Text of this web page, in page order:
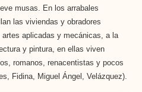
musas. En los arrabales
las viviendas y obradores
aplicadas y mecánicas, a la
y pintura, en ellas viven
romanos, renacentistas y pocos
Fidina, Mi­guel Ángel, Velázquez).